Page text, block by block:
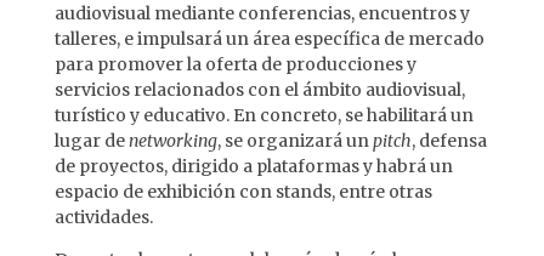
audiovisual mediante conferencias, encuentros y
talleres, e impulsará un área específica de mercado
para promover la oferta de producciones y
servicios relacionados con el ámbito audiovisual,
turístico y educativo. En concreto, se habilitará un
lugar denetworking, se organizará unpitch, defensa
de proyectos, dirigido a plataformas y habrá un
espacio de exhibición con stands, entre otras
actividades.